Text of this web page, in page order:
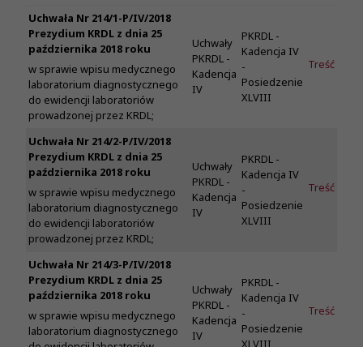
Uchwała Nr 214/1-P/IV/2018
Prezydium KRDL z dnia 25
października 2018 roku
w sprawie wpisu medycznego
laboratorium diagnostycznego
do ewidencji laboratoriów
prowadzonej przez KRDL;
Uchwały
PKRDL -
Kadencja
IV
PKRDL -
Kadencja IV
-
Posiedzenie
XLVIII
Treść
Uchwała Nr 214/2-P/IV/2018
Prezydium KRDL z dnia 25
października 2018 roku
w sprawie wpisu medycznego
laboratorium diagnostycznego
do ewidencji laboratoriów
prowadzonej przez KRDL;
Uchwały
PKRDL -
Kadencja
IV
PKRDL -
Kadencja IV
-
Posiedzenie
XLVIII
Treść
Uchwała Nr 214/3-P/IV/2018
Prezydium KRDL z dnia 25
października 2018 roku
w sprawie wpisu medycznego
laboratorium diagnostycznego
Uchwały
PKRDL -
Kadencja
IV
PKRDL -
Kadencja IV
-
Posiedzenie
XLVIII
Treść